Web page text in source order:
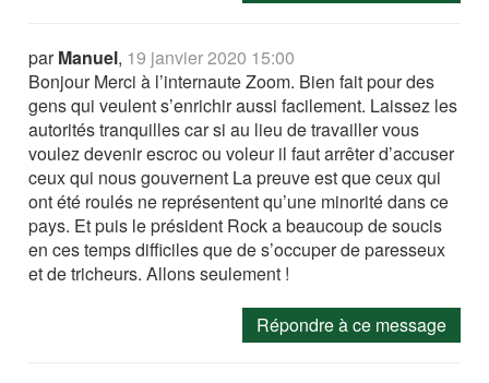
parManuel, 19 janvier 2020 15:00
Bonjour Merci à l’internaute Zoom. Bien fait pour des
gens qui veulent s’enrichir aussi facilement. Laissez les
autorités tranquilles car si au lieu de travailler vous
voulez devenir escroc ou voleur il faut arrêter d’accuser
ceux qui nous gouvernent La preuve est que ceux qui
ont été roulés ne représentent qu’une minorité dans ce
pays. Et puis le président Rock a beaucoup de soucis
en ces temps difficiles que de s’occuper de paresseux
et de tricheurs. Allons seulement !
Répondre à ce message